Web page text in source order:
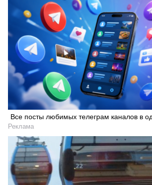
Все посты любимых телеграм каналов в
Реклама